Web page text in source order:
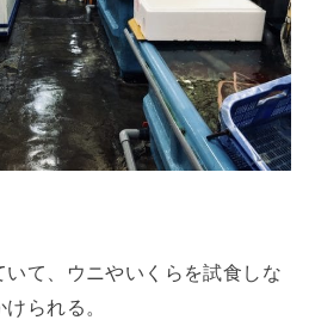
いて、ウニやいくらを試食しな
られる。